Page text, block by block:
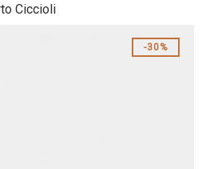
Ciccioli
30%